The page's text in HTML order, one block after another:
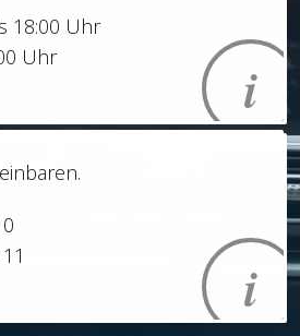
18:00 Uhr
Uhr